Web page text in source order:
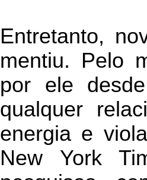
Entretanto,
mentiu. Pelo
por ele
qualquer
energia e
New York